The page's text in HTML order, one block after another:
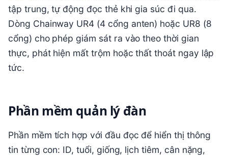
tập trung, tự động đọc thẻ khi gia súc đi qua.
Dòng Chainway UR4 (4 cổng anten) hoặc UR8 (8
cổng) cho phép giám sát ra vào theo thời gian
thực, phát hiện mất trộm hoặc thất thoát ngay lập
tức.
Phần mềm quản lý đàn
Phần mềm tích hợp với đầu đọc để hiển thị thông
tin từng con: ID, tuổi, giống, lịch tiêm, cân nặng,